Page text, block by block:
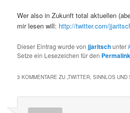
Wer also in Zukunft total aktuellen
mir lesen will: http://twitter.com/
Dieser Eintrag wurde vonjjaritschunter
Setze ein Lesezeichen für den Permalink
3 KOMMENTARE ZU „TWITTER, SINNLOS